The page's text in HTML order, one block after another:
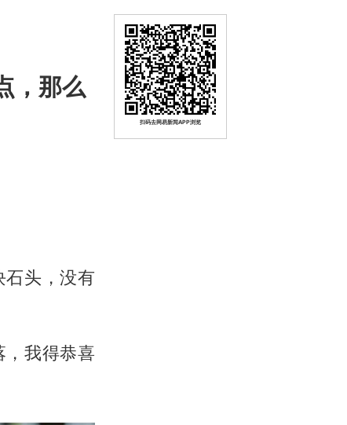
，那么
头，没有
我得恭喜
扫码去网易新闻APP浏览